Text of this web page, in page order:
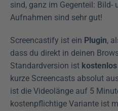
sind, ganz im Gegenteil: Bild-
Aufnahmen sind sehr gut!
Screencastify ist ein Plugin,
dass du direkt in deinen
Standardversion ist kostenlos
kurze Screencasts absolut
ist die Videolänge auf 5
kostenpflichtige Variante ist